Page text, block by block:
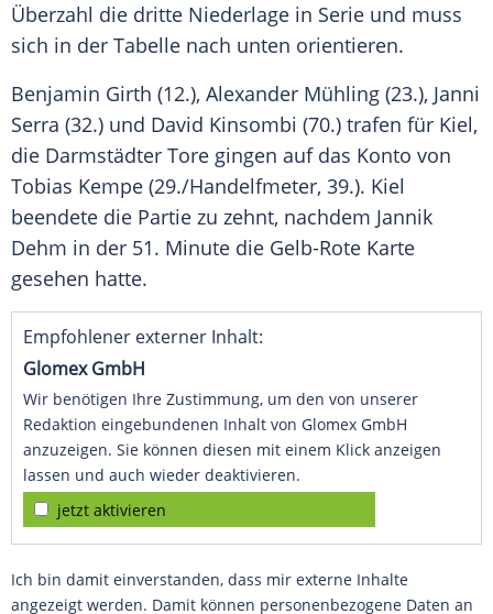
Überzahl die dritte Niederlage in Serie und muss
sich in der Tabelle nach unten orientieren.
Benjamin Girth (12.), Alexander Mühling (23.), Janni
Serra (32.) und David Kinsombi (70.) trafen für Kiel,
die Darmstädter Tore gingen auf das Konto von
Tobias Kempe (29./Handelfmeter, 39.). Kiel
beendete die Partie zu zehnt, nachdem Jannik
Dehm in der 51. Minute die Gelb-Rote Karte
gesehen hatte.
Empfohlener externer Inhalt:
Glomex GmbH
Wir benötigen Ihre Zustimmung, um den von unserer
Redaktion eingebundenen Inhalt von Glomex GmbH
anzuzeigen. Sie können diesen mit einem Klick anzeigen
lassen und auch wieder deaktivieren.
jetzt aktivieren
Ich bin damit einverstanden, dass mir externe Inhalte
angezeigt werden. Damit können personenbezogene Daten an